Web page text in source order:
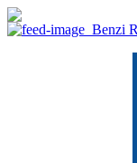
Benzi